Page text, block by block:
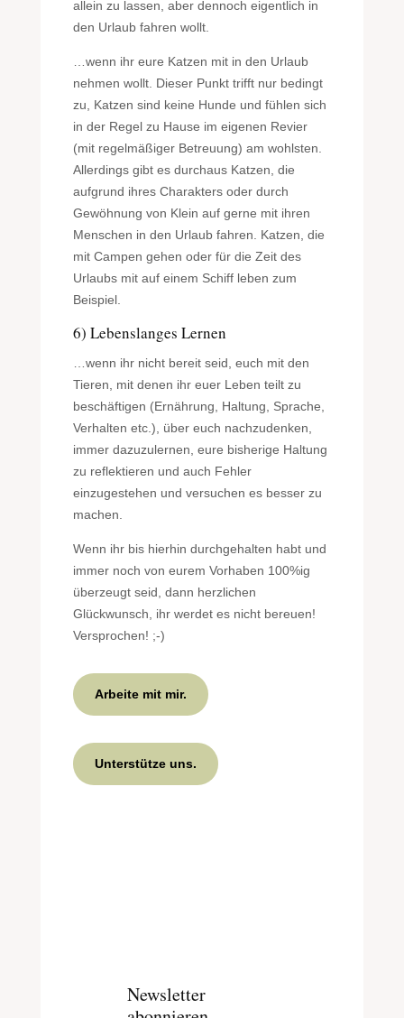
allein zu lassen, aber dennoch eigentlich in
den Urlaub fahren wollt.
…wenn ihr eure Katzen mit in den Urlaub
nehmen wollt. Dieser Punkt trifft nur bedingt
zu, Katzen sind keine Hunde und fühlen sich
in der Regel zu Hause im eigenen Revier
(mit regelmäßiger Betreuung) am wohlsten.
Allerdings gibt es durchaus Katzen, die
aufgrund ihres Charakters oder durch
Gewöhnung von Klein auf gerne mit ihren
Menschen in den Urlaub fahren. Katzen, die
mit Campen gehen oder für die Zeit des
Urlaubs mit auf einem Schiff leben zum
Beispiel.
6) Lebenslanges Lernen
…wenn ihr nicht bereit seid, euch mit den
Tieren, mit denen ihr euer Leben teilt zu
beschäftigen (Ernährung, Haltung, Sprache,
Verhalten etc.), über euch nachzudenken,
immer dazuzulernen, eure bisherige Haltung
zu reflektieren und auch Fehler
einzugestehen und versuchen es besser zu
machen.
Wenn ihr bis hierhin durchgehalten habt und
immer noch von eurem Vorhaben 100%ig
überzeugt seid, dann herzlichen
Glückwunsch, ihr werdet es nicht bereuen!
Versprochen! ;-)
Arbeite mit mir.
Unterstütze uns.
Newsletter